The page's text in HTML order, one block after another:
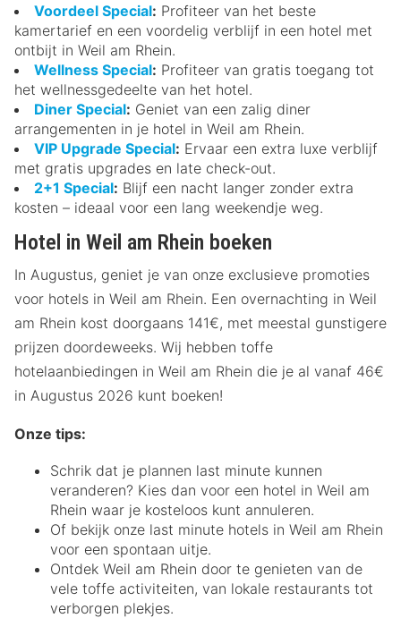
Voordeel Special: Profiteer van het beste
kamertarief en een voordelig verblijf in een hotel met
ontbijt in Weil am Rhein.
Wellness Special: Profiteer van gratis toegang tot
het wellnessgedeelte van het hotel.
Diner Special: Geniet van een zalig diner
arrangementen in je hotel in Weil am Rhein.
VIP Upgrade Special: Ervaar een extra luxe verblijf
met gratis upgrades en late check-out.
2+1 Special: Blijf een nacht langer zonder extra
kosten – ideaal voor een lang weekendje weg.
Hotel in Weil am Rhein boeken
In Augustus, geniet je van onze exclusieve promoties
voor hotels in Weil am Rhein. Een overnachting in Weil
am Rhein kost doorgaans 141€, met meestal gunstigere
prijzen doordeweeks. Wij hebben toffe
hotelaanbiedingen in Weil am Rhein die je al vanaf 46€
in Augustus 2026 kunt boeken!
Onze tips:
Schrik dat je plannen last minute kunnen
veranderen? Kies dan voor een hotel in Weil am
Rhein waar je kosteloos kunt annuleren.
Of bekijk onze last minute hotels in Weil am Rhein
voor een spontaan uitje.
Ontdek Weil am Rhein door te genieten van de
vele toffe activiteiten, van lokale restaurants tot
verborgen plekjes.